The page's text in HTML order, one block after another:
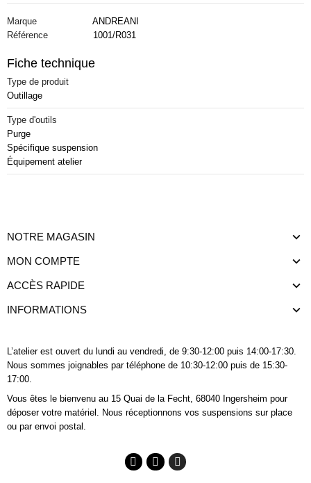
Marque
ANDREANI
Référence
1001/R031
Fiche technique
Type de produit
Outillage
Type d'outils
Purge
Spécifique suspension
Équipement atelier
NOTRE MAGASIN
MON COMPTE
ACCÈS RAPIDE
INFORMATIONS
L’atelier est ouvert du lundi au vendredi, de 9:30-12:00 puis 14:00-17:30.
Nous sommes joignables par téléphone de 10:30-12:00 puis de 15:30-
17:00.
Vous êtes le bienvenu au 15 Quai de la Fecht, 68040 Ingersheim pour
déposer votre matériel. Nous réceptionnons vos suspensions sur place
ou par envoi postal.